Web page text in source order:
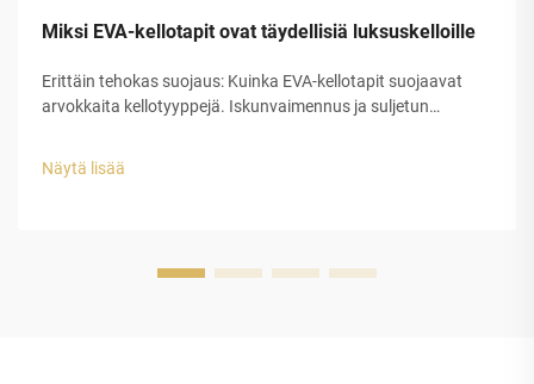
Miksi EVA-kellotapit ovat täydellisiä luksuskelloille
Erittäin tehokas suojaus: Kuinka EVA-kellotapit suojaavat
arvokkaita kellotyyppejä. Iskunvaimennus ja suljetun
erinomainen suojauskyky luksuskellojen tappeihin...
Näytä lisää